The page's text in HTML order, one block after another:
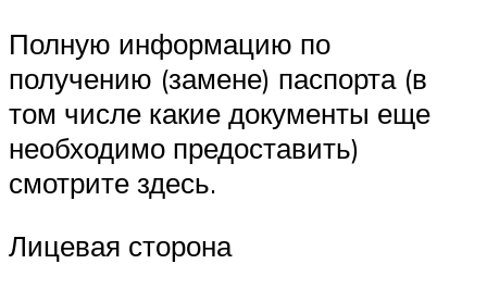
Полную информацию по
получению (замене) паспорта (в
том числе какие документы еще
необходимо предоставить)
смотрите здесь.
Лицевая сторона